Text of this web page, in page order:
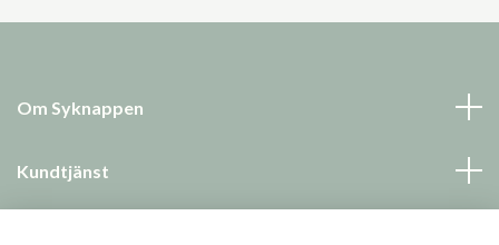
Om Syknappen
Kundtjänst